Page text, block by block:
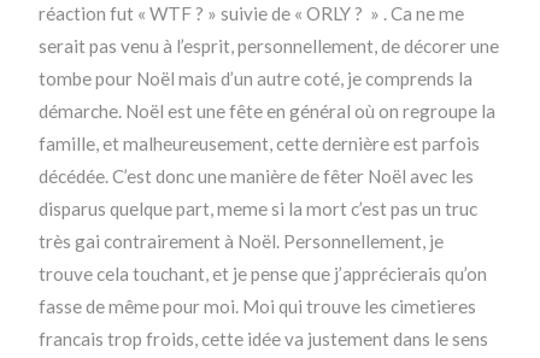
réaction fut « WTF ? » suivie de « ORLY ? » . Ca ne me
serait pas venu à l’esprit, personnellement, de décorer une
tombe pour Noël mais d’un autre coté, je comprends la
démarche. Noël est une fête en général où on regroupe la
famille, et malheureusement, cette dernière est parfois
décédée. C’est donc une manière de fêter Noël avec les
disparus quelque part, meme si la mort c’est pas un truc
très gai contrairement à Noël. Personnellement, je
trouve cela touchant, et je pense que j’apprécierais qu’on
fasse de même pour moi. Moi qui trouve les cimetieres
francais trop froids, cette idée va justement dans le sens